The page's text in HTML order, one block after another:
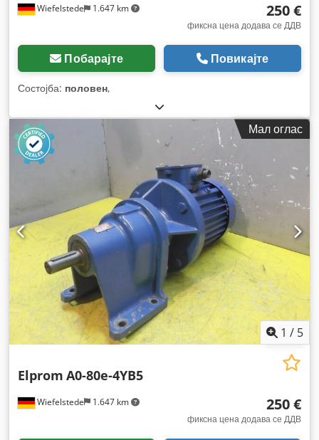
Wiefelstede 1.647 km 250 €
фиксна цена додава се ДДВ
Побарајте Повикајте
Состојба: половен,
Мал оглас
1 / 5
Wiefelstede 1.647 km
Elprom A0-80e-4YB5
250 €
фиксна цена додава се ДДВ